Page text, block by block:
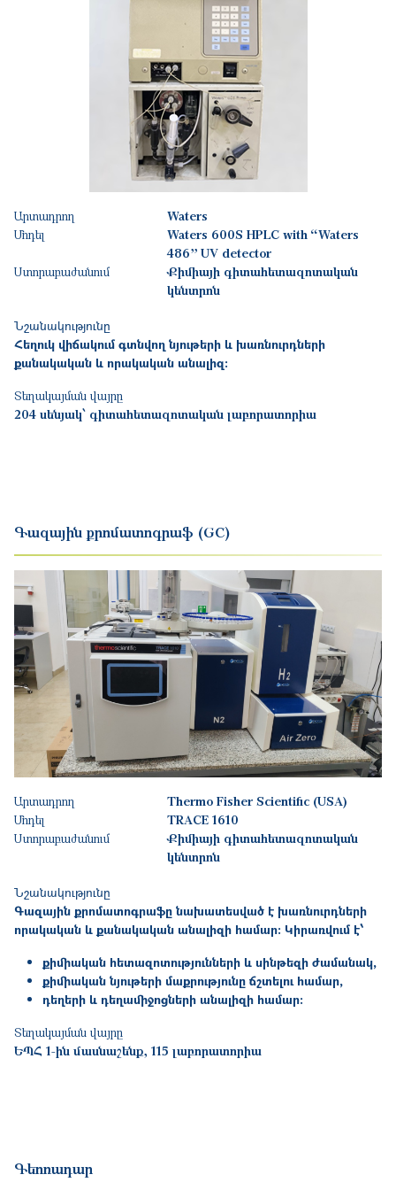
Արտադրող
Waters
Մոդել
Waters 600S HPLC with “Waters
486” UV detector
Ստորաբաժանում
Քիմիայի գիտահետազոտական
կենտրոն
Նշանակությունը
Հեղուկ վիճակում գտնվող նյութերի և խառնուրդների
քանակական և որակական անալիզ:
Տեղակայման վայրը
204 սենյակ՝ գիտահետազոտական լաբորատորիա
Գազային քրոմատոգրաֆ (GC)
Արտադրող
Thermo Fisher Scientific (USA)
Մոդել
TRACE 1610
Ստորաբաժանում
Քիմիայի գիտահետազոտական
կենտրոն
Նշանակությունը
Գազային քրոմատոգրաֆը նախատեսված է խառնուրդների
որակական և քանակական անալիզի համար: Կիրառվում է՝
քիմիական հետազոտությունների և սինթեզի ժամանակ,
քիմիական նյութերի մաքրությունը ճշտելու համար,
դեղերի և դեղամիջոցների անալիզի համար:
Տեղակայման վայրը
ԵՊՀ 1-ին մասնաշենք, 115 լաբորատորիա
Գեոռադար